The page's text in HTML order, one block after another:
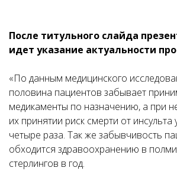
После титульного слайда
идет указание актуальности
«По данным медицинского
половина пациентов забывает
медикаменты по назначению, а при
их принятии риск смерти от инсульта
четыре раза. Так же забывчивость
обходится здравоохранению в
стерлингов в год.